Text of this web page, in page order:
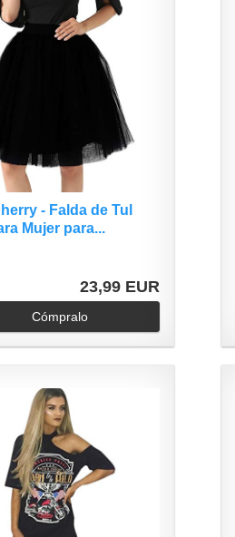
- Falda de Tul
Mujer para...
23,99 EUR
Cómpralo